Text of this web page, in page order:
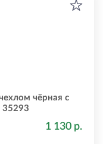
чёрная с
35293
1 130 р.